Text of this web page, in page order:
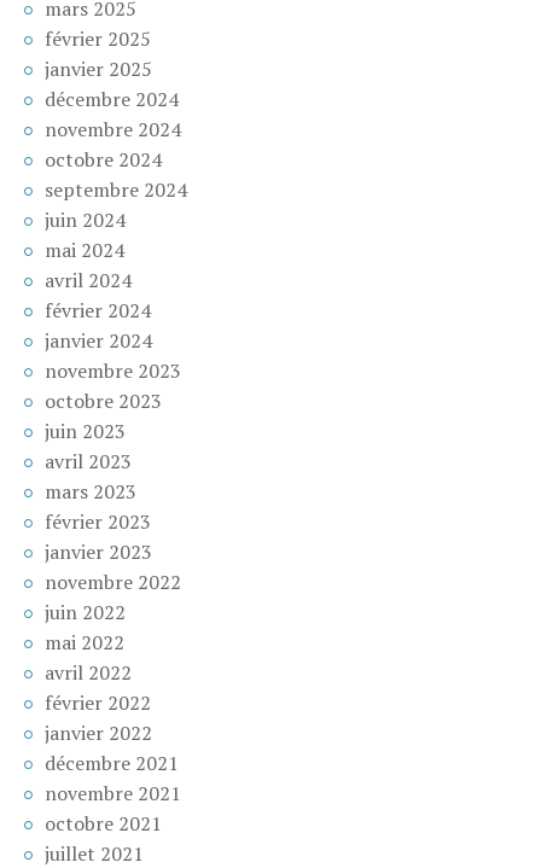
mars 2025
février 2025
janvier 2025
décembre 2024
novembre 2024
octobre 2024
septembre 2024
juin 2024
mai 2024
avril 2024
février 2024
janvier 2024
novembre 2023
octobre 2023
juin 2023
avril 2023
mars 2023
février 2023
janvier 2023
novembre 2022
juin 2022
mai 2022
avril 2022
février 2022
janvier 2022
décembre 2021
novembre 2021
octobre 2021
juillet 2021